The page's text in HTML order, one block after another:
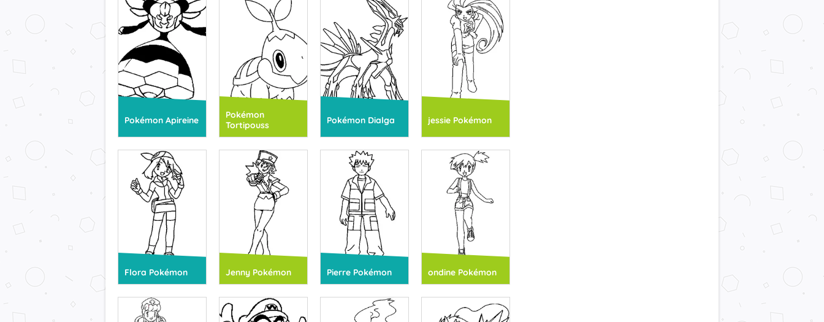
Pokémon Apireine
Pokémon
Tortipouss
Pokémon Dialga jessie Pokémon
Flora Pokémon Jenny Pokémon Pierre Pokémon ondine Pokémon